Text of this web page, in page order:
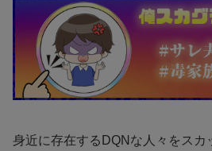
身近に存在するDQNな人々をスカ